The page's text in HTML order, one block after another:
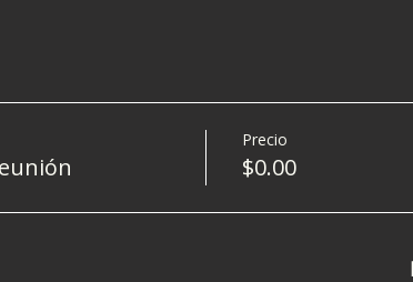
Precio
$0.00